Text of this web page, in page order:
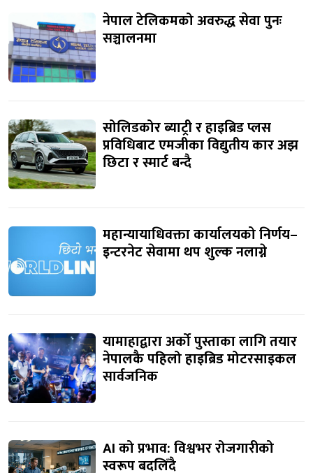
नेपाल टेलिकमको अवरुद्ध सेवा पुनः
सञ्चालनमा
सोलिडकोर ब्याट्री र हाइब्रिड प्लस
प्रविधिबाट एमजीका विद्युतीय कार अझ
छिटा र स्मार्ट बन्दै
महान्यायाधिवक्ता कार्यालयको निर्णय–
इन्टरनेट सेवामा थप शुल्क नलाग्ने
यामाहाद्वारा अर्को पुस्ताका लागि तयार
नेपालकै पहिलो हाइब्रिड मोटरसाइकल
सार्वजनिक
AI को प्रभाव: विश्वभर रोजगारीको
स्वरूप बदलिँदै